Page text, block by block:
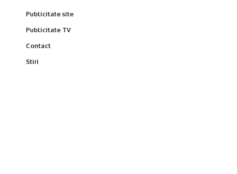
Publicitate site
Publicitate TV
Contact
Stiri